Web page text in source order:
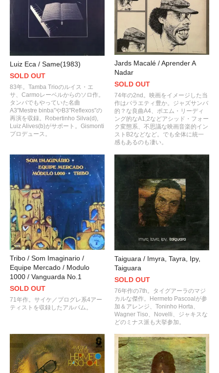
Luiz Eca / Same(1983)
SOLD OUT
83年。Tamba Trioのルイス・エ
サ、Carmoレーベルからのソロ作。
タンバでもやっていた名曲
A3"Mestre binba"やB3"Reflexos"の
再演を収録。Robertinho Silva(d),
Luiz Alives(b)がサポート。Gismonti
プロデュース。
Jards Macalé / Aprender A
Nadar
SOLD OUT
74年の2nd。映画をイメージした当
作はバラエティ豊か。ジャズサンバ
的？な良曲A4、ポエム・リーディ
ング的なA1,2などアシッド・フォー
ク変態系、不思議な映画音楽的イン
ストB2などなど。でも全体に統一
感もあるのも凄い。
Tribo / Som Imaginario /
Equipe Mercado / Modulo
1000 / Vanguarda No.1
SOLD OUT
71年作。サイケ／プログレ系4アー
ティストを収録したアルバム。
Taiguara / Imyra, Tayra, Ipy,
Taiguara
SOLD OUT
76年作の7th。タイグアーラのマジ
カルな傑作。Hermeto Pascoalが参
加＆アレンジ、Toninho Horta、
Wagner Tiso、Novelli、ジャキスな
どのミナス派も大挙参加。